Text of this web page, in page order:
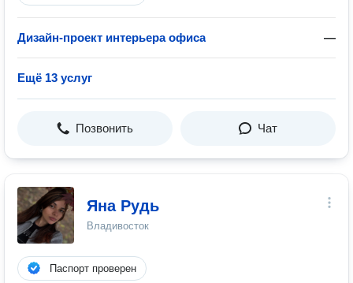
Дизайн-проект интерьера офиса —
Ещё 13 услуг
Позвонить Чат
Яна Рудь
Владивосток
Паспорт проверен